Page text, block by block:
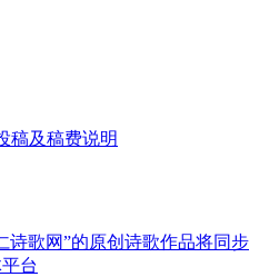
诗歌网”的原创诗歌作品将同步
台